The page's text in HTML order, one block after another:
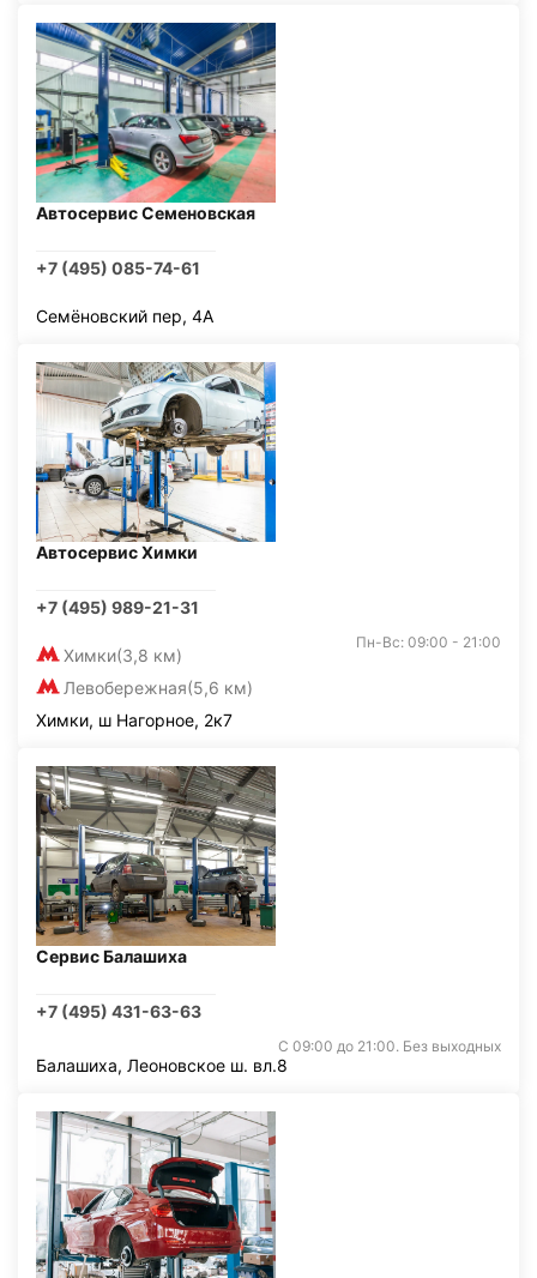
Автосервис Семеновская
+7 (495) 085-74-61
Семёновский пер, 4А
Автосервис Химки
+7 (495) 989-21-31
Химки(3,8 км)
Левобережная(5,6 км)
Пн-Вс: 09:00 - 21:00
Химки, ш Нагорное, 2к7
Сервис Балашиха
+7 (495) 431-63-63
С 09:00 до 21:00. Без выходных
Балашиха, Леоновское ш. вл.8